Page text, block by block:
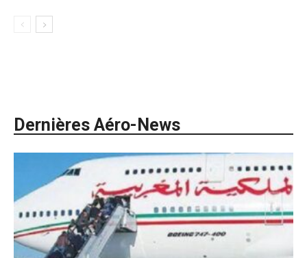
Dernières Aéro-News